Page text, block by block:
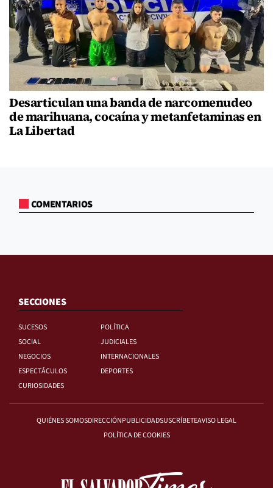
Desarticulan una banda de narcomenudeo
de marihuana, cocaína y metanfetaminas en
La Libertad
COMENTARIOS
SECCIONES
SUCESOS
POLÍTICA
SOCIAL
JUDICIALES
NEGOCIOS
INTERNACIONALES
ESPECTÁCULOS
DEPORTES
CURIOSIDADES
QUIÉNES SOMOSDIRECCIÓNPUBLICIDADSUSCRÍBETEAVISO LEGAL
POLÍTICA DE COOKIES